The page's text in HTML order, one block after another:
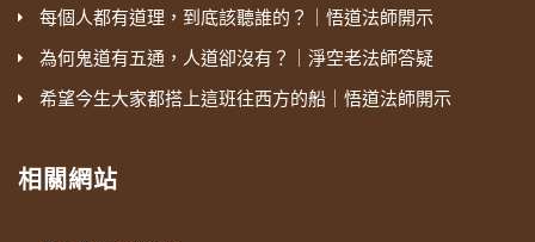
每個人都有道理，到底該聽誰的？｜悟道法師開示
為何鬼道有五通，人道卻沒有？｜淨空老法師答疑
希望今生大家都搭上這班往西方的船｜悟道法師開示
相關網站